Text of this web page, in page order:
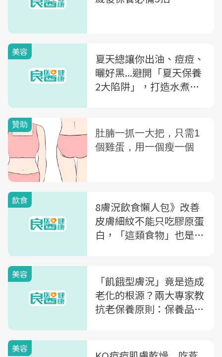
美容
夏天總讓你出油、痘痘、
曬好黑...避開「夏天保養
2大陷阱」，打造水煮蛋
飲食
8膚況飲食懶人包》改善
皮膚細紋不能只吃膠原蛋
白，「這類食物」也是關
美容
「飢餓型膚況」竟是造成
老化的根源？兩大專家教
抗老保養原則：保養品含
美容